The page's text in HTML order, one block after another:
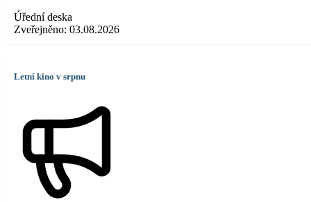
Úřední deska
Zveřejněno: 03.08.2026
Letní kino v srpnu